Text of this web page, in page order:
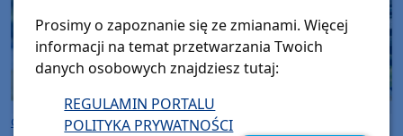
Gmina Chojnice
Prosimy o zapoznanie się ze zmianami. Więcej
informacji na temat przetwarzania Twoich
danych osobowych znajdziesz tutaj:
REGULAMIN PORTALU
POLITYKA PRYWATNOŚCI